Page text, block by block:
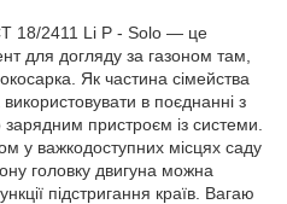
18/2411 Li P - Solo — це
для догляду за газоном там,
Як частина сімейства
в поєднанні з
пристроєм із системи.
у важкодоступних місцях саду
головку двигуна можна
підстригання країв. Вагаю